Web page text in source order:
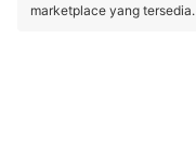
marketplace yang tersedia.